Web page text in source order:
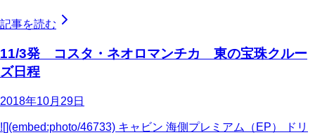
記事を読む
11/3発 コスタ・ネオロマンチカ 東の宝珠クルー
ズ日程
2018年10月29日
![](embed:photo/46733) キャビン 海側プレミアム（EP） ドリ